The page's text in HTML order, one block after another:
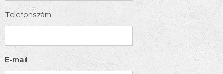
Telefonszám
E-mail